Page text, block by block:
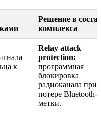
Решение в
комплекса
к
Relay attack
protection:
программная
блокировка
радиоканала при
потере Bluetooth-
метки.